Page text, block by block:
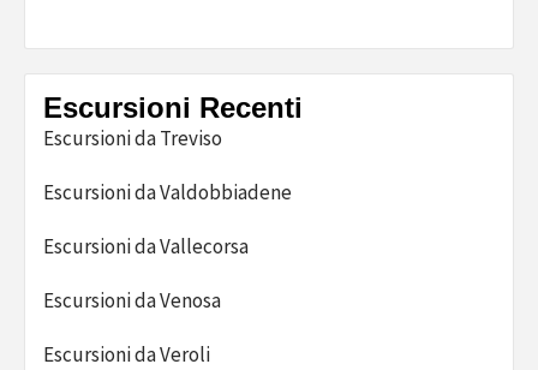
Escursioni Recenti
Escursioni da Treviso
Escursioni da Valdobbiadene
Escursioni da Vallecorsa
Escursioni da Venosa
Escursioni da Veroli